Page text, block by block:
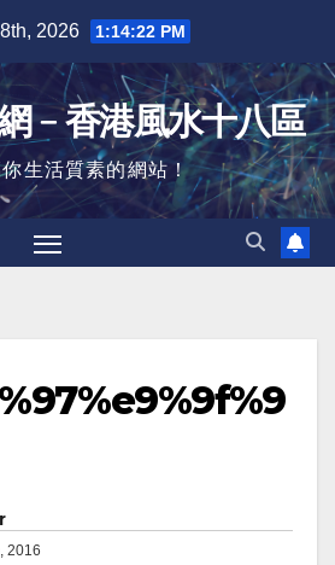
2026 1:14:22 PM
﹣香港風水十八區
生活質素的網站！
2016